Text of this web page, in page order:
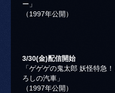
ー」
（1997年公開）
3/30(金)配信開始
「ゲゲゲの鬼太郎 妖怪特急
ろしの汽車」
（1997年公開）